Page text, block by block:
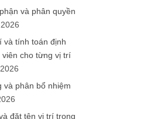
và phân quyền
và tính toán định
cho từng vị trí
và phân bổ nhiệm
đặt tên vị trí trong